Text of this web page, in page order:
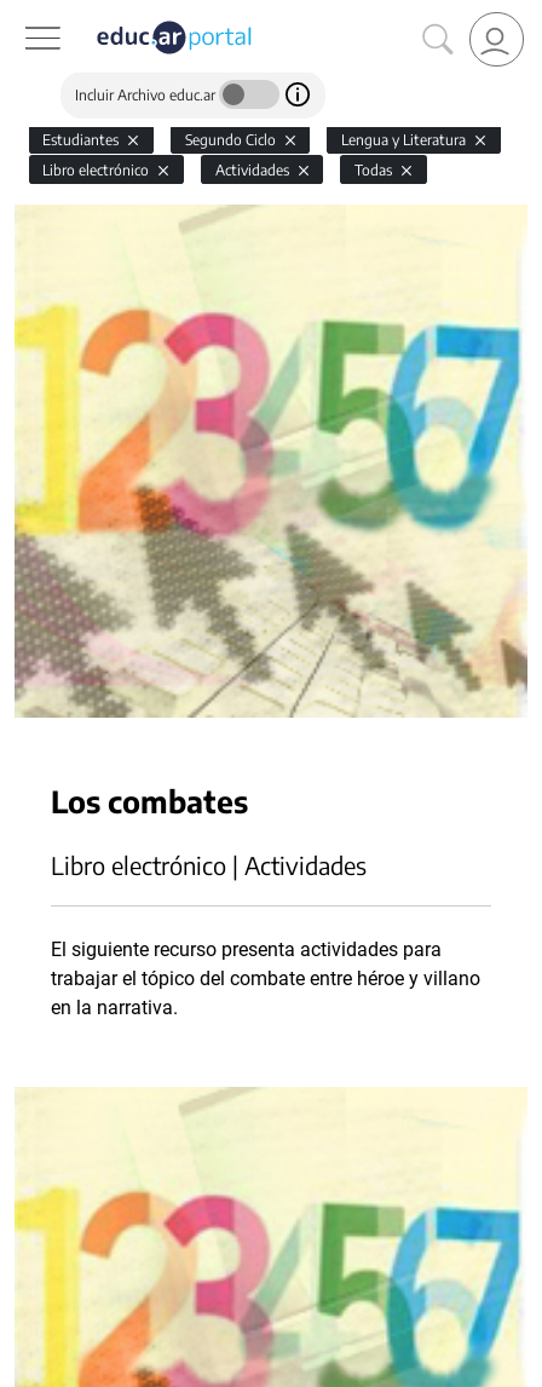
Incluir Archivo educ.ar
Estudiantes Segundo Ciclo
Lengua y Literatura
Libro electrónico
Actividades Todas
Los combates
Libro electrónico | Actividades
El siguiente recurso presenta actividades para
trabajar el tópico del combate entre héroe y villano
en la narrativa.